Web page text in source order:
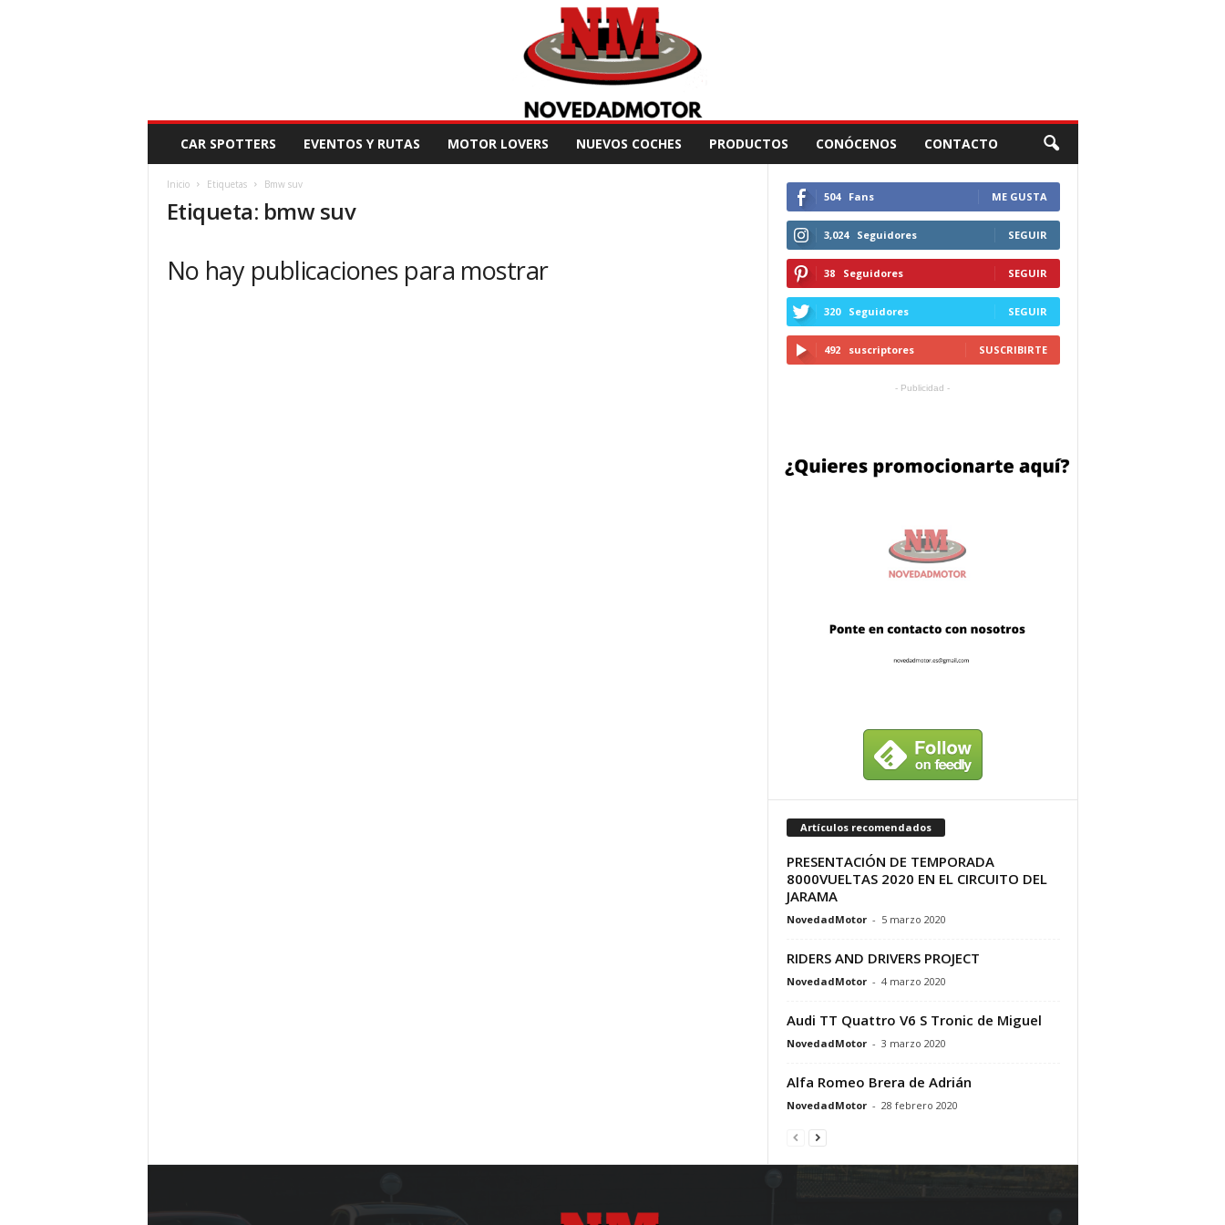
V
CAR SPOTTERS EVENTOS Y RUTAS MOTOR LOVERS NUEVOS COCHES PRODUCTOS CONÓCENOS CONTACTO
Inicio Etiquetas Bmw suv
Etiqueta: bmw suv
No hay publicaciones para mostrar
504 Fans ME GUSTA
3,024 Seguidores SEGUIR
38 Seguidores SEGUIR
320 Seguidores SEGUIR
492 suscriptores SUSCRIBIRTE
- Publicidad -
Artículos recomendados
PRESENTACIÓN DE TEMPORADA
8000VUELTAS 2020 EN EL CIRCUITO DEL
JARAMA
NovedadMotor - 5 marzo 2020
RIDERS AND DRIVERS PROJECT
NovedadMotor - 4 marzo 2020
Audi TT Quattro V6 S Tronic de Miguel
NovedadMotor - 3 marzo 2020
Alfa Romeo Brera de Adrián
NovedadMotor - 28 febrero 2020